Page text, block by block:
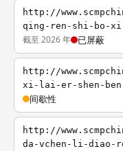
http://
qing-ren-shi-bo-
截至 2026 年 已屏蔽
http://
xi-lai-er-shen-ben-
间歇性
http://
da-vchen-li-diao-